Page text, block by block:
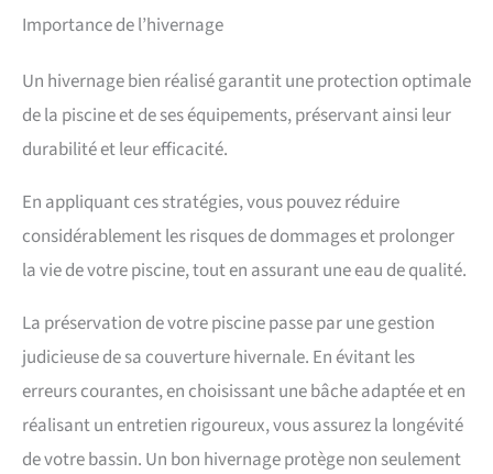
Importance de l’hivernage
Un hivernage bien réalisé garantit une protection optimale
de la piscine et de ses équipements, préservant ainsi leur
durabilité et leur efficacité.
En appliquant ces stratégies, vous pouvez réduire
considérablement les risques de dommages et prolonger
la vie de votre piscine, tout en assurant une eau de qualité.
La préservation de votre piscine passe par une gestion
judicieuse de sa couverture hivernale. En évitant les
erreurs courantes, en choisissant une bâche adaptée et en
réalisant un entretien rigoureux, vous assurez la longévité
de votre bassin. Un bon hivernage protège non seulement